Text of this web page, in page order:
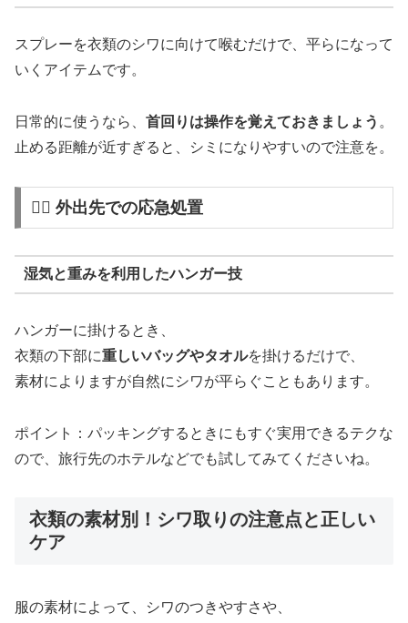
スプレーを衣類のシワに向けて喉むだけで、平らになって
いくアイテムです。
日常的に使うなら、 首回りは操作を覚えておきましょう 。
止める距離が近すぎると、シミになりやすいので注意を。
🚶‍♀️ 外出先での応急処置
湿気と重みを利用したハンガー技
ハンガーに掛けるとき、
衣類の下部に重しいバッグやタオルを掛けるだけで、
素材によりますが自然にシワが平らぐこともあります。
ポイント：パッキングするときにもすぐ実用できるテクな
ので、旅行先のホテルなどでも試してみてくださいね。
衣類の素材別！シワ取りの注意点と正しい
ケア
服の素材によって、シワのつきやすさや、